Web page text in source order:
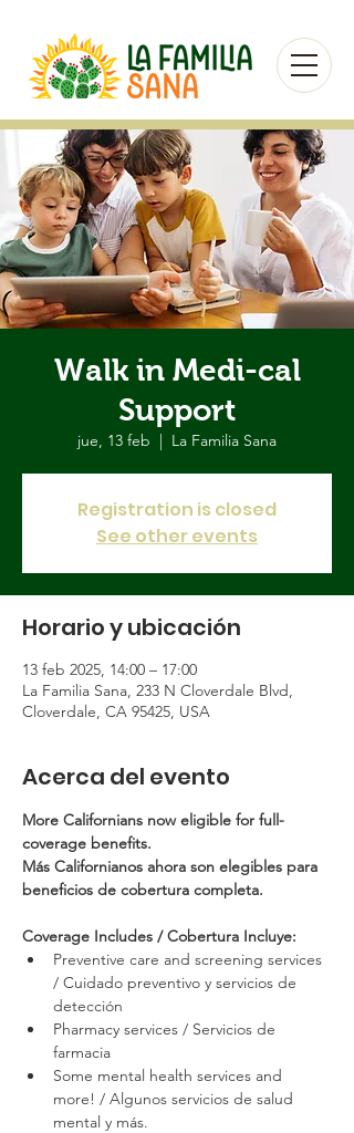
Walk in Medi-cal
Support
jue, 13 feb
  |
La Familia Sana
Registration is closed
See other events
Horario y ubicación
13 feb 2025, 14:00 – 17:00
La Familia Sana, 233 N Cloverdale Blvd,
Cloverdale, CA 95425, USA
Acerca del evento
More Californians now eligible for full-
coverage benefits.
Más Californianos ahora son elegibles para
beneficios de cobertura completa.
Coverage Includes / Cobertura Incluye:
Preventive care and screening services
/ Cuidado preventivo y servicios de
detección
Pharmacy services / Servicios de
farmacia
Some mental health services and
more! / Algunos servicios de salud
mental y más.